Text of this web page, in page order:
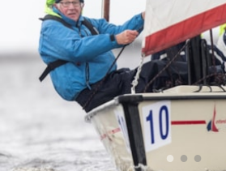
Home Contact Bellen
● ● ●